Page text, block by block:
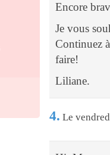
Encore
Je vous
Continuez
faire!
Liliane.
4. Le